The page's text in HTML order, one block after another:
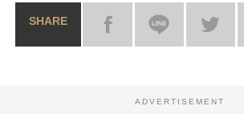
SHARE
ADVERTISEMENT